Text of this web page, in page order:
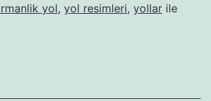
yol, yol resimleri, yollar ile